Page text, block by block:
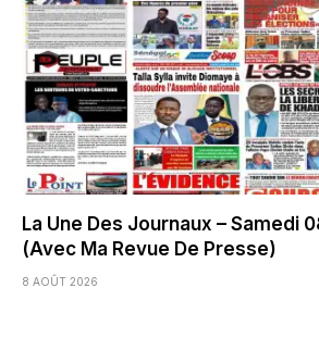
La Une Des Journaux – Samedi
(Avec Ma Revue De Presse)
8 AOÛT 2026